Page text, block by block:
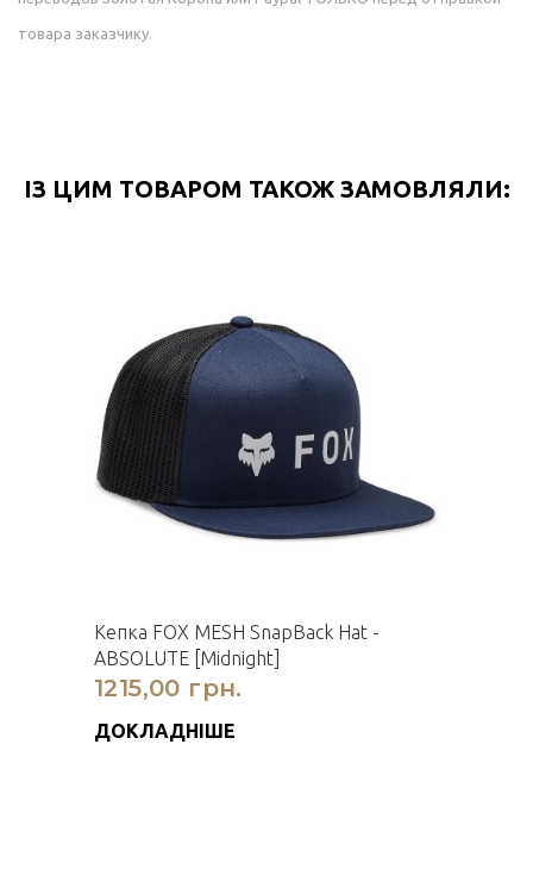
товара заказчику.
ІЗ ЦИМ ТОВАРОМ ТАКОЖ ЗАМОВЛЯЛИ:
Кепка FOX MESH SnapBack Hat -
ABSOLUTE [Midnight]
1215,00 грн.
ДОКЛАДНІШЕ